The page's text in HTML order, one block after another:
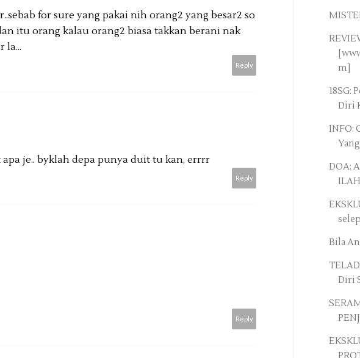
for sure yang pakai nih orang2 yang besar2 so
itu orang kalau orang2 biasa takkan berani nak
la...
Reply
je.. byklah depa punya duit tu kan, errrr
Reply
Reply
m]
18SG:
Diri
INFO:
DOA:
Bila
Diri